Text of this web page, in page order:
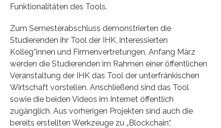
Funktionalitäten des Tools.
Zum Semesterabschluss demonstrierten die
Studierenden ihr Tool der IHK, interessierten
Kolleg*innen und Firmenvertretungen. Anfang März
werden die Studierenden im Rahmen einer öffentlichen
Veranstaltung der IHK das Tool der unterfränkischen
Wirtschaft vorstellen. Anschließend sind das Tool
sowie die beiden Videos im Internet öffentlich
zugänglich. Aus vorherigen Projekten sind auch die
bereits erstellten Werkzeuge zu „Blockchain“,